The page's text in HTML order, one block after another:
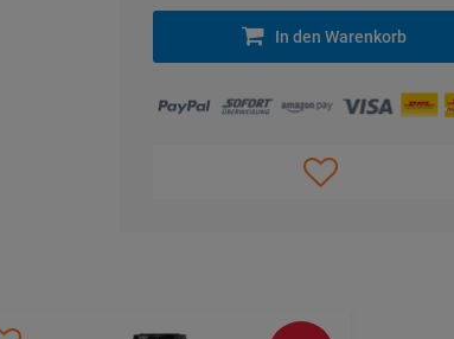
In den Warenkorb